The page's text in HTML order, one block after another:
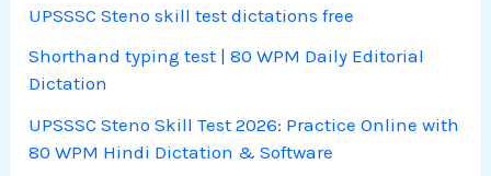
UPSSSC Steno skill test dictations free
Shorthand typing test | 80 WPM Daily Editorial
Dictation
UPSSSC Steno Skill Test 2026: Practice Online with
80 WPM Hindi Dictation & Software